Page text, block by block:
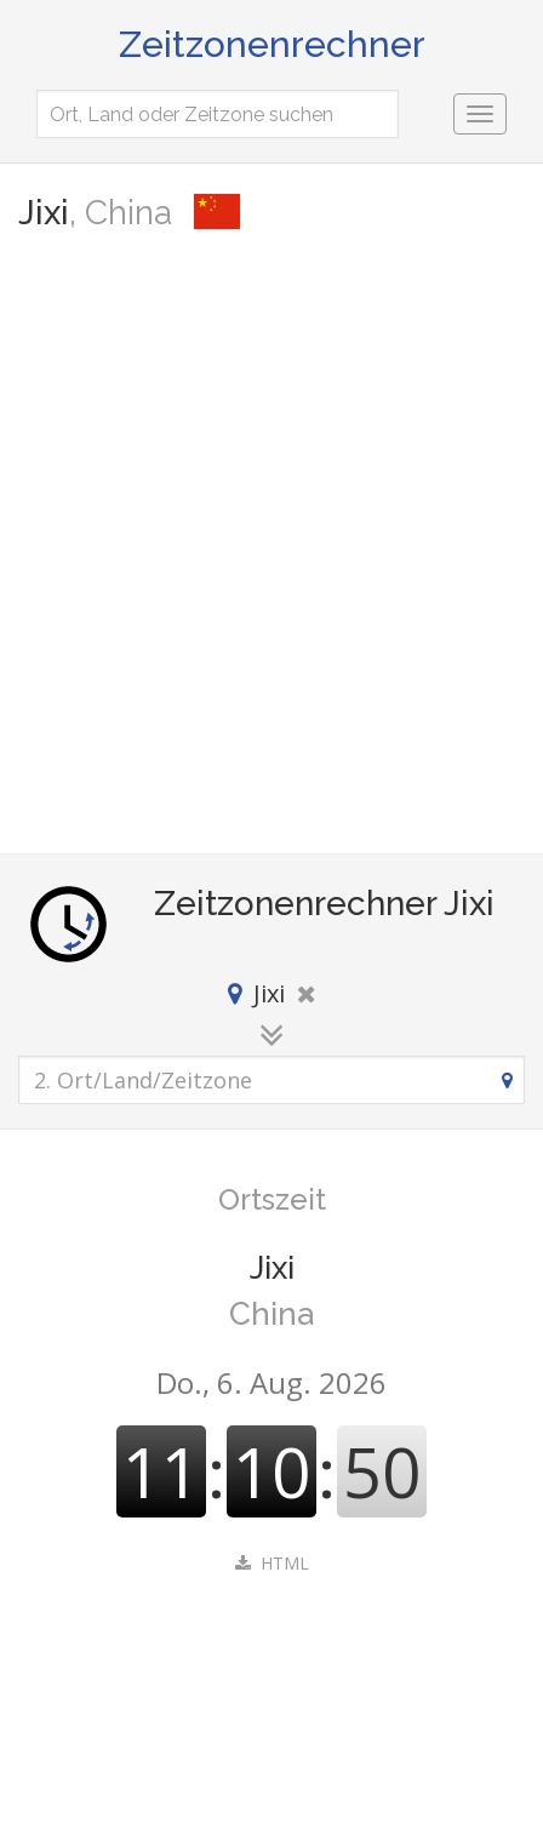
Zeitzonenrechner
Toggle
Jixi, China
Zeitzonenrechner Jixi
Jixi
Ortszeit
Jixi
China
Do., 6. Aug. 2026
11:10:50
HTML